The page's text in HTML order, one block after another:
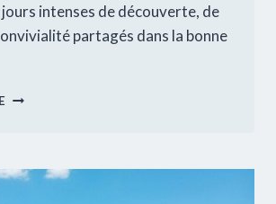
intenses de découverte, de
partagés dans la bonne
SÉJOUR